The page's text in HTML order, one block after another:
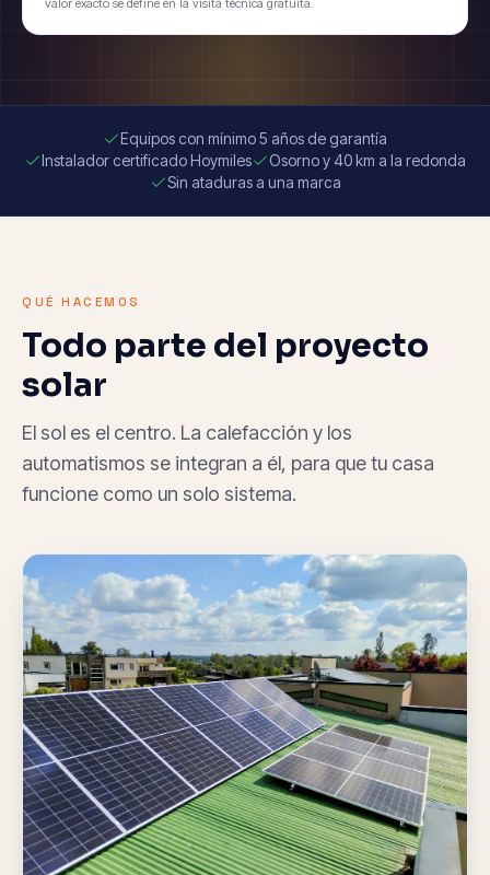
valor exacto se define en la visita técnica gratuita.
Equipos con mínimo 5 años de garantía
Instalador certificado Hoymiles
Osorno y 40 km a la redonda
Sin ataduras a una marca
QUÉ HACEMOS
Todo parte del proyecto
solar
El sol es el centro. La calefacción y los
automatismos se integran a él, para que tu casa
funcione como un solo sistema.